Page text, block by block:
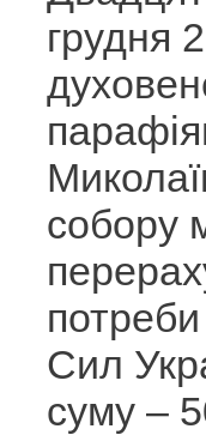
грудня
собору
Сил
суму –